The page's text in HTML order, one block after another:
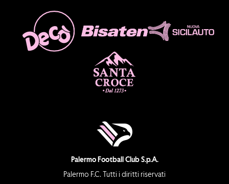
Palermo Football Club S.p.A.
Palermo F.C. Tutti i diritti riservati